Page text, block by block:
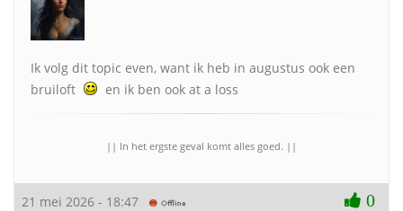
Ik volg dit topic even, want ik heb in augustus ook een
bruiloft
en ik ben ook at a loss
|| In het ergste geval komt alles goed. ||
21 mei 2026 - 18:47 0